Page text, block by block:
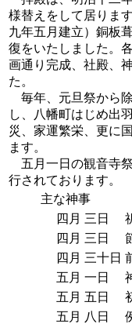
様替えをして居りま
九年五月建立）銅板
復をいたしました。
画通り完成、社殿、
た。
毎年、元旦祭から
し、八幡町はじめ出
災、家運繁栄、更に
ます。
五月一日の観音寺
行されております。
主な神事
四月 三日
四月 三日
四月 三十日
五月 一日
五月 五日
五月 八日